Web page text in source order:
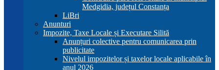
Medgidia, județul Constanța
LiBri
Anunturi
Impozite, Taxe Locale și Executare Silită
Anunțuri colective pentru comunicarea prin
publicitate
Nivelul impozitelor și taxelor locale aplicabile în
anul 2026